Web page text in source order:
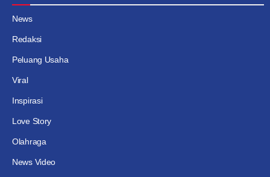
News
Redaksi
Peluang Usaha
Viral
Inspirasi
Love Story
Olahraga
News Video